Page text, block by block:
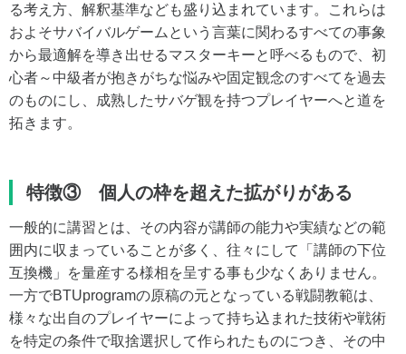
る考え方、解釈基準なども盛り込まれています。これらは
およそサバイバルゲームという言葉に関わるすべての事象
から最適解を導き出せるマスターキーと呼べるもので、初
心者～中級者が抱きがちな悩みや固定観念のすべてを過去
のものにし、成熟したサバゲ観を持つプレイヤーへと道を
拓きます。
特徴③ 個人の枠を超えた拡がりがある
一般的に講習とは、その内容が講師の能力や実績などの範
囲内に収まっていることが多く、往々にして「講師の下位
互換機」を量産する様相を呈する事も少なくありません。
一方でBTUprogramの原稿の元となっている戦闘教範は、
様々な出自のプレイヤーによって持ち込まれた技術や戦術
を特定の条件で取捨選択して作られたものにつき、その中